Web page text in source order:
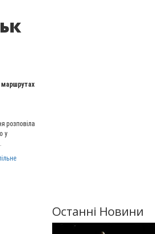
маршрутах
розповіла
у
Останні Новини